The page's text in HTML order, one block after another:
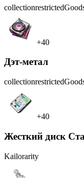
collection
+40
Дэт-метал
collection
+40
Жесткий диск
Kailorarity